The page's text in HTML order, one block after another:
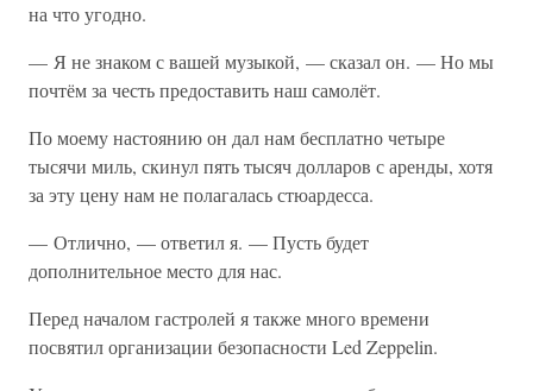
на что угодно.
— Я не знаком с вашей музыкой, — сказал он. — Но мы
почтём за честь предоставить наш самолёт.
По моему настоянию он дал нам бесплатно четыре
тысячи миль, скинул пять тысяч долларов с аренды, хотя
за эту цену нам не полагалась стюардесса.
— Отлично, — ответил я. — Пусть будет
дополнительное место для нас.
Перед началом гастролей я также много времени
посвятил организации безопасности Led Zeppelin.